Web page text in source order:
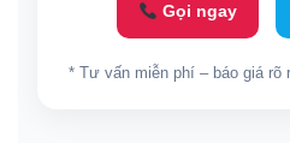
Gọi ngay
* Tư vấn miễn phí – báo giá rõ